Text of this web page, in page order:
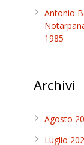
Antonio
1985
Archivi
Agosto
Luglio